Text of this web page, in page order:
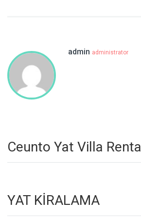
admin administrator
Ceunto Yat Villa Rental
YAT KİRALAMA